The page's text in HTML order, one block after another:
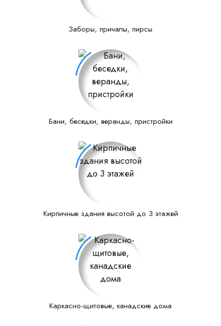
Заборы, причалы, пирсы
Бани, беседки, веранды, пристройки
Кирпичные здания высотой до 3 этажей
Каркасно-щитовые, канадские дома